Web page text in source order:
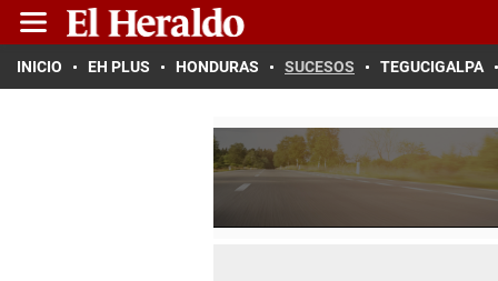
INICIO EH PLUS HONDURAS SUCESOS TEGUCIGALPA